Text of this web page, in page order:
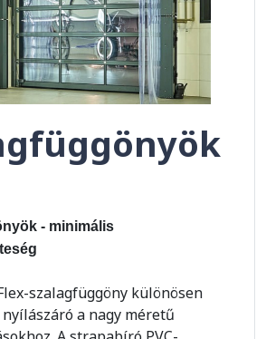
- minimális
szalagfüggöny különösen
a nagy méretű